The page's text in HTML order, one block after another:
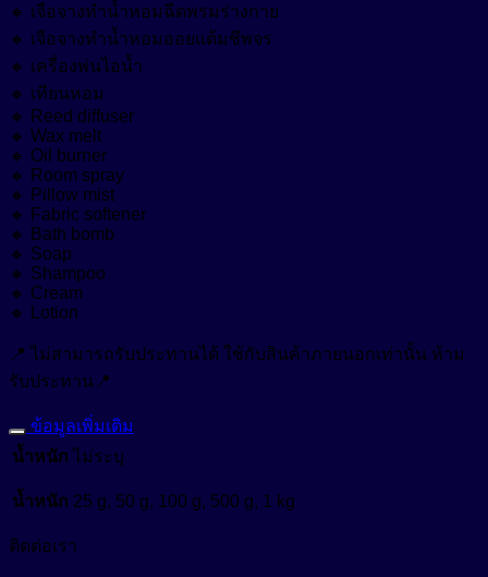
Anti-Microbials
Anti-Oxidant
Anti-Redness
Anti-Wrinkle
Hair Growth Factor
Moisturizing Agent
Oil Control
Protective Agent
สารให้ความชุ่มชื้น (Emollient)
สารให้ความชุ่มชื้น (Humectant)
สีผงอนุภาคเล็กสำหรับใช้ในเครื่องสำอางเบสน้ำมัน (Castor
Oil Based Pigment Dispersion)
สีผสมเครื่องสำอาง (water-based cosmetic colorant)
หัวน้ำหอม (Fragrance)
อื่นๆ (Other)
ของ
ร่างกาย
ชิ้น
🔸 เจือจางทำน้ำหอมฉีดพรมร่างกาย
🔸 เจือจางทำน้ำหอมออยแต้มชีพจร
🔸 เครื่องพ่นไอน้ำ
🔸 เทียนหอม
🔸 Reed diffuser
🔸 Wax melt
🔸 Oil burner
🔸 Room spray
🔸 Pillow mist
🔸 Fabric softener
🔸 Bath bomb
🔸 Soap
🔸 Shampoo
🔸 Cream
🔸 Lotion
📍 ไม่สามารถรับประทานได้ ใช้กับสินค้าภายนอกเท่านั้น ห้าม
รับประทาน📍
ข้อมูลเพิ่มเติม
น้ำหนัก ไม่ระบุ
น้ำหนัก 25 g, 50 g, 100 g, 500 g, 1 kg
ติดต่อเรา